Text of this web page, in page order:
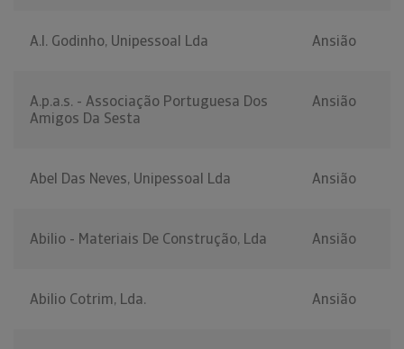
A.l. Godinho, Unipessoal Lda Ansião
A.p.a.s. - Associação Portuguesa Dos
Amigos Da Sesta
Ansião
Abel Das Neves, Unipessoal Lda Ansião
Abilio - Materiais De Construção, Lda Ansião
Abilio Cotrim, Lda. Ansião